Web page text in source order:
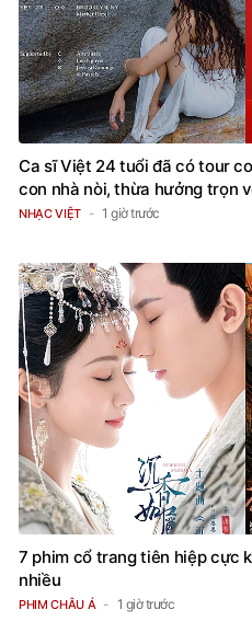
Ca sĩ Việt 24 tuổi đã có tour
con nhà nòi, thừa hưởng trọn
NHẠC VIỆT 1 giờ trước
7 phim cổ trang tiên hiệp cực
nhiều
PHIM CHÂU Á 1 giờ trước